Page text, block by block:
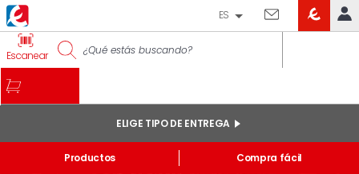
IDENTIFÍCATE
Pedidos online
Mis productos comprados en tienda y online
ES
Escanear
Productos
ELIGE TIPO DE ENTREGA
Compra fácil